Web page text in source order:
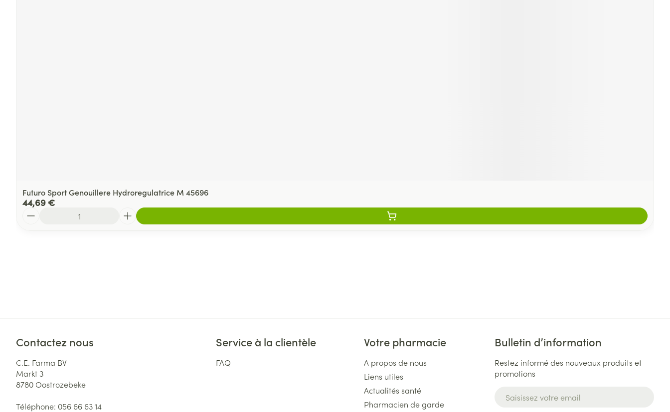
Futuro Sport Genouillere Hydroregulatrice M 45696
44,69 €
Contactez nous
C.E. Farma BV
Markt 3
8780Oostrozebeke
Téléphone: 056 66 63 14
Service à la clientèle
FAQ
Votre pharmacie
A propos de nous
Liens utiles
Actualités santé
Pharmacien de garde
Bulletin d’information
Restez informé des nouveaux produits et
promotions